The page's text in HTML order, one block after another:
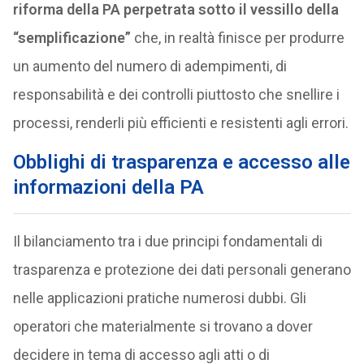
riforma della PA perpetrata sotto il vessillo della
“semplificazione” che, in realtà finisce per produrre
un aumento del numero di adempimenti, di
responsabilità e dei controlli piuttosto che snellire i
processi, renderli più efficienti e resistenti agli errori.
Obblighi di trasparenza e accesso alle
informazioni della PA
Il bilanciamento tra i due principi fondamentali di
trasparenza e protezione dei dati personali generano
nelle applicazioni pratiche numerosi dubbi. Gli
operatori che materialmente si trovano a dover
decidere in tema di accesso agli atti o di